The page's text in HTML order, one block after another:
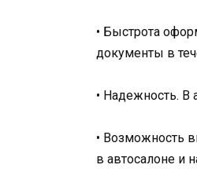
• Быстрота
документы в
• Надежность.
• Возможность
в автосалоне и